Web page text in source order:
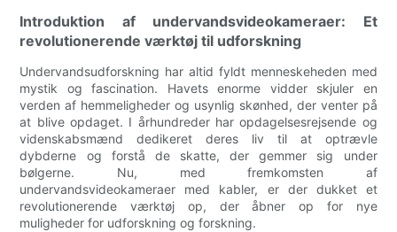
Introduktion af undervandsvideokameraer: Et
revolutionerende værktøj til udforskning
Undervandsudforskning har altid fyldt menneskeheden med
mystik og fascination. Havets enorme vidder skjuler en
verden af hemmeligheder og usynlig skønhed, der venter på
at blive opdaget. I århundreder har opdagelsesrejsende og
videnskabsmænd dedikeret deres liv til at optrævle
dybderne og forstå de skatte, der gemmer sig under
bølgerne. Nu, med fremkomsten af
undervandsvideokameraer med kabler, er der dukket et
revolutionerende værktøj op, der åbner op for nye
muligheder for udforskning og forskning.